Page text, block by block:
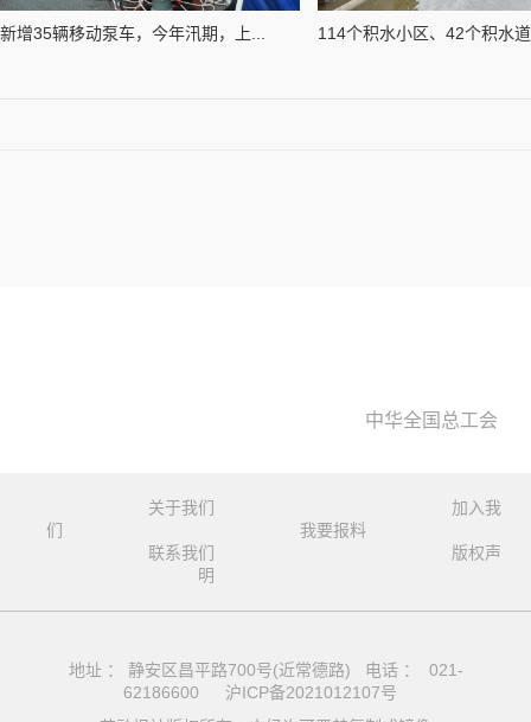
新增35辆移动泵车，今年汛期，上... 114个积水小区、42个积水
中华全国总工会
关于我们
加入我
们
我要报料
联系我们
版权声
明
地址 ： 静安区昌平路700号(近常德路) 电话 ： 021-
62186600
沪ICP备2021012107号